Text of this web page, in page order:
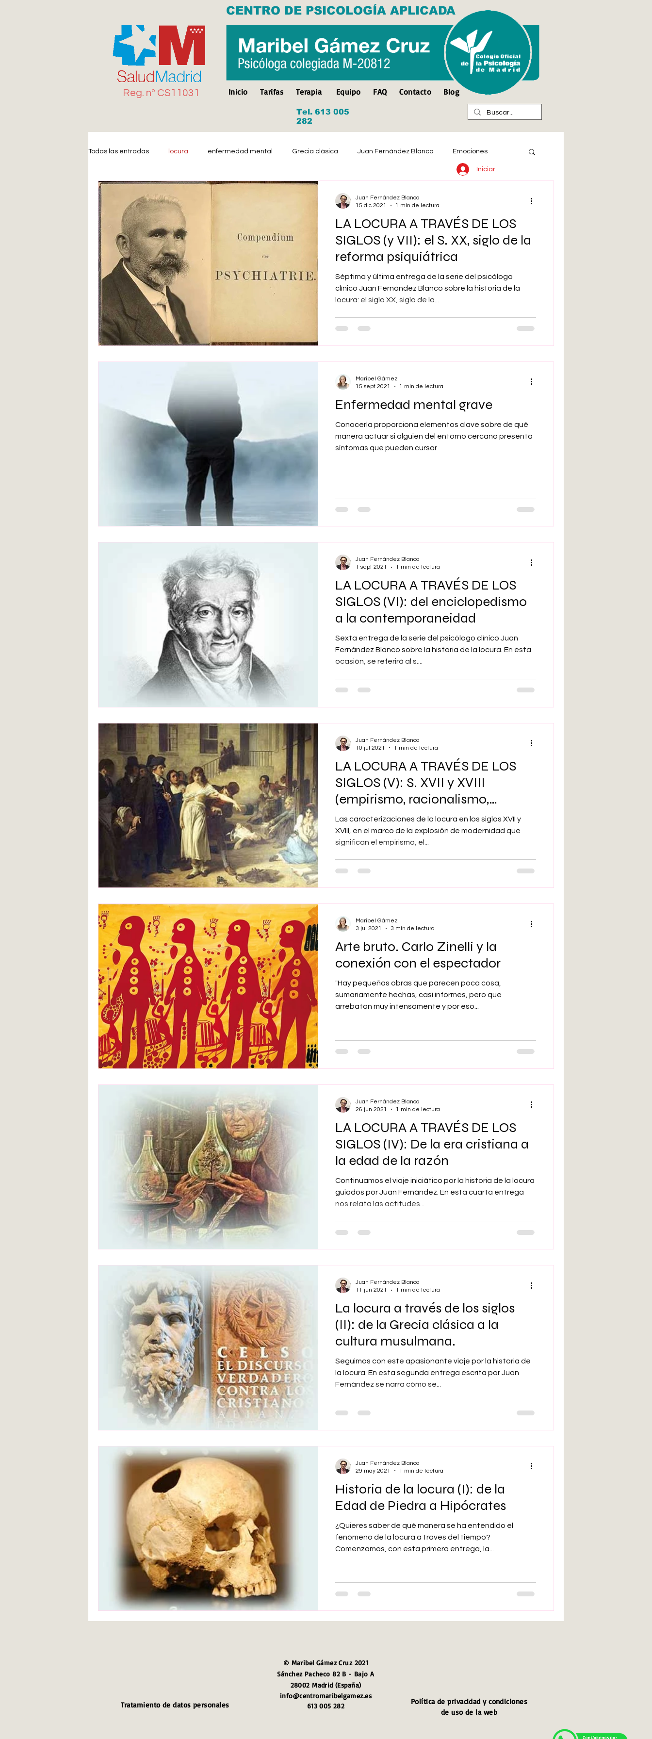
CENTRO DE PSICOLOGÍA APLICADA
Reg. nº CS11031 Inicio Tarifas Terapia Equipo FAQ Contacto Blog
Tel. 613 005
282
Todas las entradas locura enfermedad mental Grecia clásica Juan Fernández Blanco Emociones
Blanca de la Torre Fernández Hijos Separación arte bruto
Deberes escolares empatía cuentos infantiles
angustia Desarrollo infantil
LA LOCURA A TRAVÉS DE LOS
SIGLOS (y VII): el S. XX, siglo de la
reforma psiquiátrica
Séptima y última entrega de la serie del psicólogo
clínico Juan Fernández Blanco sobre la historia de la
locura: el siglo XX, siglo de la...
Juan Fernández Blanco
15 dic 2021
1 min de lectura
Enfermedad mental grave
Conocerla proporciona elementos clave sobre de qué
manera actuar si alguien del entorno cercano presenta
síntomas que pueden cursar
Maribel Gámez
15 sept 2021
1 min de lectura
LA LOCURA A TRAVÉS DE LOS
SIGLOS (VI): del enciclopedismo
a la contemporaneidad
Sexta entrega de la serie del psicólogo clínico Juan
Fernández Blanco sobre la historia de la locura. En esta
ocasión, se referirá al s....
Juan Fernández Blanco
1 sept 2021
1 min de lectura
LA LOCURA A TRAVÉS DE LOS
SIGLOS (V): S. XVII y XVIII
(empirismo, racionalismo,
Ilustración)
Las caracterizaciones de la locura en los siglos XVII y
XVIII, en el marco de la explosión de modernidad que
significan el empirismo, el...
Juan Fernández Blanco
10 jul 2021
1 min de lectura
Arte bruto. Carlo Zinelli y la
conexión con el espectador
"Hay pequeñas obras que parecen poca cosa,
sumariamente hechas, casi informes, pero que
arrebatan muy intensamente y por eso...
Maribel Gámez
3 jul 2021
3 min de lectura
LA LOCURA A TRAVÉS DE LOS
SIGLOS (IV): De la era cristiana a
la edad de la razón
Continuamos el viaje iniciático por la historia de la locura
guiados por Juan Fernández. En esta cuarta entrega
nos relata las actitudes...
Juan Fernández Blanco
26 jun 2021
1 min de lectura
La locura a través de los siglos
(II): de la Grecia clásica a la
cultura musulmana.
Seguimos con este apasionante viaje por la historia de
la locura. En esta segunda entrega escrita por Juan
Fernández se narra cómo se...
Juan Fernández Blanco
11 jun 2021
1 min de lectura
Historia de la locura (I): de la
Edad de Piedra a Hipócrates
¿Quieres saber de qué manera se ha entendido el
fenómeno de la locura a traves del tiempo?
Comenzamos, con esta primera entrega, la...
Juan Fernández Blanco
29 may 2021
1 min de lectura
Iniciar sesión
© Maribel Gámez Cruz 2021
Sánchez Pacheco 82 B - Bajo A
28002 Madrid (España)
info@centromaribelgamez.es
613 005 282
Política de privacidad y condiciones
de uso de la web
Tratamiento de datos personales